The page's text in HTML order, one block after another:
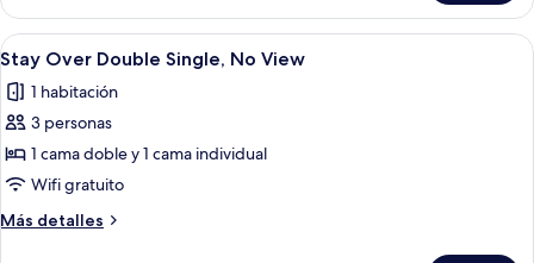
(Korean
Ondol)
Deluxe,
vista
a
ciudad
(Korean
Abrir
todas
las
fotos
de
Stay
Over
Double
Habitación de hotel con dos camas,
3
Stay Over Double Single, No View
1 habitación
3 personas
1 cama doble y 1 cama individual
Wifi gratuito
Más detalles
Más